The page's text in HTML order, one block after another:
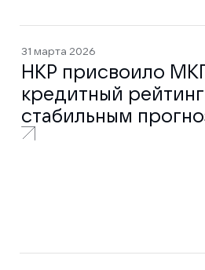
31 марта 2026
НКР присвоило
кредитный
стабильным